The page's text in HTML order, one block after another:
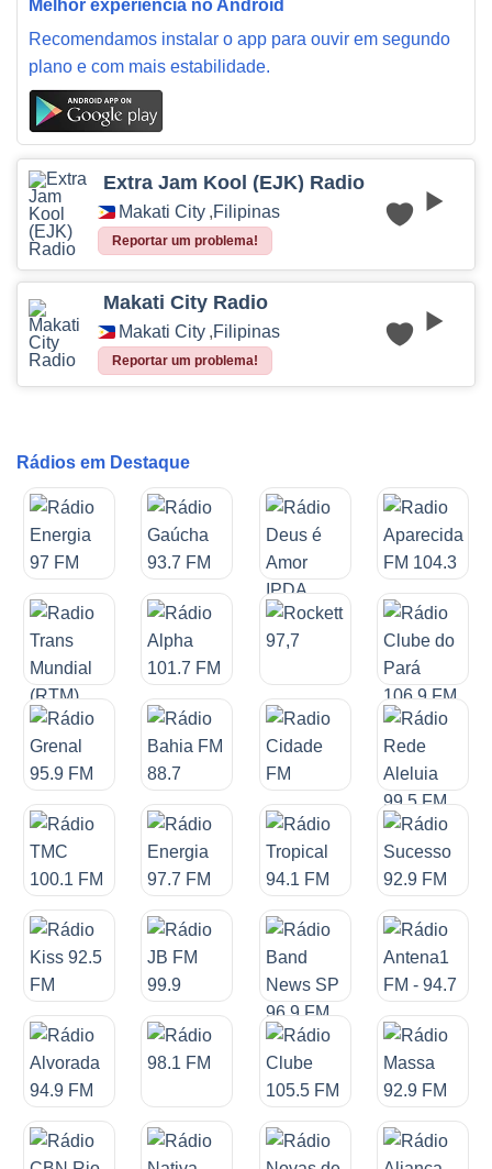
Melhor experiência no Android
Recomendamos instalar o app para ouvir em segundo
plano e com mais estabilidade.
Extra Jam Kool (EJK) Radio
Makati City ,Filipinas
Reportar um problema!
Makati City Radio
Makati City ,Filipinas
Reportar um problema!
Rádios em Destaque